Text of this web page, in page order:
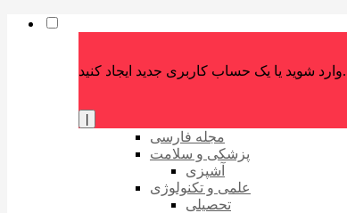
وارد شوید یا یک حساب کاربری جدید ایجاد کنید.
مجله فارسی
پزشکی و سلامت
آشپزی
علمی و تکنولوژی
تحصیلی